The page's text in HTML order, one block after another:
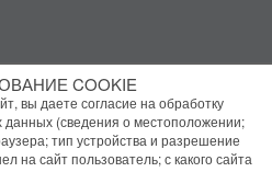
COOKIE
вы даете согласие на обработку
данных (сведения о местоположении;
тип устройства и разрешение
на сайт пользователь; с какого сайта